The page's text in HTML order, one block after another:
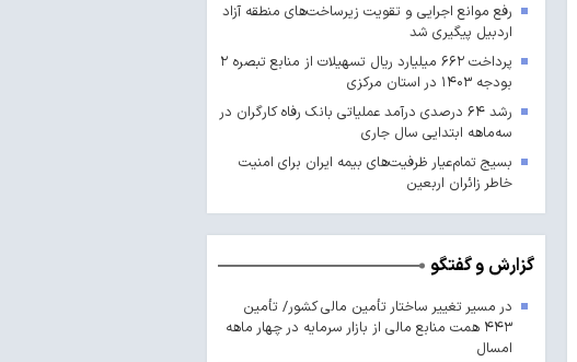
رفع موانع اجرایی و تقویت زیرساخت‌های منطقه آزاد
اردبیل پیگیری شد
پرداخت ۶۶۲ میلیارد ریال تسهیلات از منابع تبصره ۲
بودجه ۱۴۰۳ در استان مرکزی
رشد ۶۴ درصدی درآمد عملیاتی بانک رفاه کارگران در
سه‌ماهه ابتدایی سال جاری
بسیج تمام‌عیار ظرفیت‌های بیمه ایران برای امنیت
خاطر زائران اربعین
گزارش و گفتگو
در مسیر تغییر ساختار تأمین مالی کشور/ تأمین
۴۴۳ همت منابع مالی از بازار سرمایه در چهار ماهه
امسال